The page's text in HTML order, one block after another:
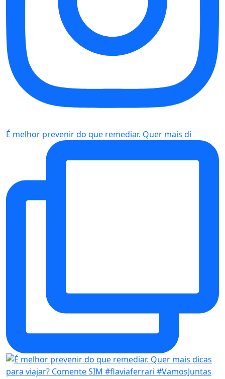
É melhor prevenir do que remediar. Quer mais di